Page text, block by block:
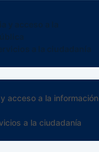
acceso a la información
a la ciudadanía